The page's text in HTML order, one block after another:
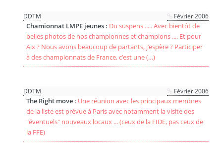
DDTM Février 2006
Chamionnat LMPE jeunes : Du suspens ..... Avec bientôt de
belles photos de nos championnes et champions .... Et pour
Aix ? Nous avons beaucoup de partants, j’espère ? Participer
à des championnats de France, c’est une (…)
DDTM Février 2006
The Right move : Une réunion avec les principaux membres
de la liste est prévue à Paris avec notamment la visite des
"éventuels" nouveaux locaux ... (ceux de la FIDE, pas ceux de
la FFE)